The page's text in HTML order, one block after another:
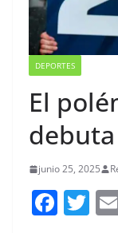
DEPORTES
El
debuta
junio 25, 2025
F T